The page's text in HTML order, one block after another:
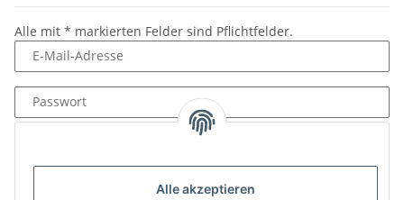
Alle akzeptieren
Alle mit * markierten Felder sind Pflichtfelder.
E-Mail-Adresse
Passwort